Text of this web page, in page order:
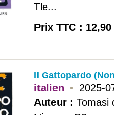
Tle...
Prix TTC : 12,90
Il Gattopardo
italien • 2025-
Auteur : Tomasi